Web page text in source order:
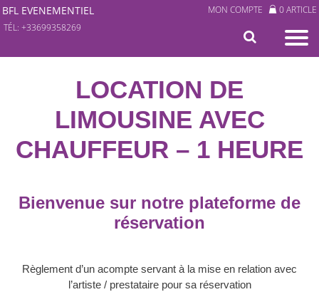
BFL EVENEMENTIEL
TÉL: +33699358269
MON COMPTE 0 ARTICLE
LOCATION DE
LIMOUSINE AVEC
CHAUFFEUR – 1 HEURE
Bienvenue sur notre plateforme de
réservation
Règlement d’un acompte servant à la mise en relation avec
l’artiste / prestataire pour sa réservation